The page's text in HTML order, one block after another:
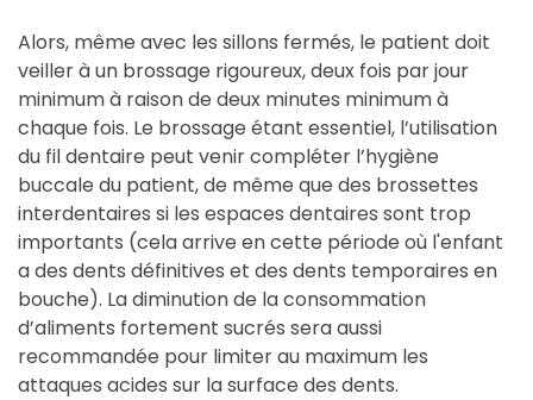
Alors, même avec les sillons fermés, le patient doit
veiller à un brossage rigoureux, deux fois par jour
minimum à raison de deux minutes minimum à
chaque fois. Le brossage étant essentiel, l’utilisation
du fil dentaire peut venir compléter l’hygiène
buccale du patient, de même que des brossettes
interdentaires si les espaces dentaires sont trop
importants (cela arrive en cette période où l'enfant
a des dents définitives et des dents temporaires en
bouche). La diminution de la consommation
d’aliments fortement sucrés sera aussi
recommandée pour limiter au maximum les
attaques acides sur la surface des dents.